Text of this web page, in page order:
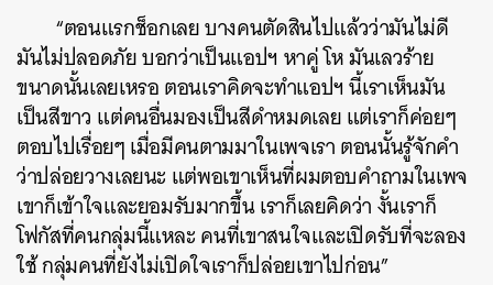
“ตอนแรกช็อกเลย บางคนตัดสินไปแล้วว่ามันไม่ดี
มันไม่ปลอดภัย บอกว่าเป็นแอปฯ หาคู่ โห มันเลวร้าย
ขนาดนั้นเลยเหรอ ตอนเราคิดจะทำแอปฯ นี้เราเห็นมัน
เป็นสีขาว แต่คนอื่นมองเป็นสีดำหมดเลย แต่เราก็ค่อยๆ
ตอบไปเรื่อยๆ เมื่อมีคนตามมาในเพจเรา ตอนนั้นรู้จักคำ
ว่าปล่อยวางเลยนะ แต่พอเขาเห็นที่ผมตอบคำถามในเพจ
เขาก็เข้าใจและยอมรับมากขึ้น เราก็เลยคิดว่า งั้นเราก็
โฟกัสที่คนกลุ่มนี้แหละ คนที่เขาสนใจและเปิดรับที่จะลอง
ใช้ กลุ่มคนที่ยังไม่เปิดใจเราก็ปล่อยเขาไปก่อน”